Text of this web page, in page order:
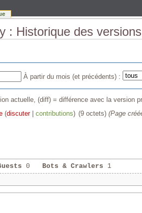
: Historique des versions
À partir du mois (et précédents) :
actuelle, (diff) = différence avec la version
(discuter| contributions) ‎(9 octets) (Page
0 Bots & Crawlers 1